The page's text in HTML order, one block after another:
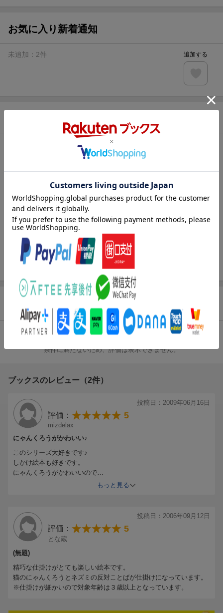
お気に入り新着通知
未追加： 2件 追加する
2005年11月
きたむらまさお
しかけえほん
出版社 大日本絵画
発行形態 絵本
ページ数 1冊（ペ
ISBN 9784499281317
商品レビュー（2件）
総合評価：
条件に満たないため、評価は表示できません。
ブックスのレビュー（2件）
投稿日：2009年06月16日
評価： 5
mizdelax
にゃんくろうがかわいい♪
このシリーズ大好きです♪
しかけ絵本も好きです。
にゃんくろうがかわいいので
もっと見る
投稿日：2006年09月12日
評価： 5
とな蔵
(無題)
精巧な仕掛けがとても楽しい絵本です。
猫のにゃんくろうとネズミの反対ことばが仕掛けになっています。
※仕掛けが細かいので対象年齢は３歳以上となっています。